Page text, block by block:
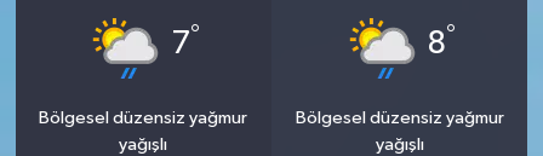
7°
Bölgesel düzensiz yağmur
yağışlı
8°
Bölgesel düzensiz yağmur
yağışlı